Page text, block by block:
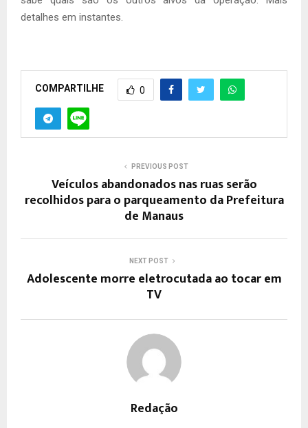
detalhes em instantes.
COMPARTILHE 0
PREVIOUS POST
Veículos abandonados nas ruas serão
recolhidos para o parqueamento da Prefeitura
de Manaus
NEXT POST
Adolescente morre eletrocutada ao tocar em
TV
Redação